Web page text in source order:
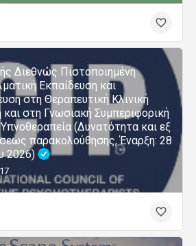
Διεθνώς Πιστοποιημένη
Εκπαίδευση και
στη Θεραπευτική Κλινική
στη Γνωσιακή Συμπεριφορική
Υπνοθεραπεία (Δυνατότητα και εξ
παρακολούθησης, Έναρξη: 28
2026)